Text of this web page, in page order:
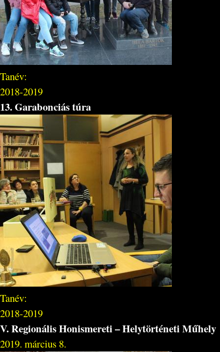
Tanév:
2018-2019
13. Garabonciás túra
Tanév:
2018-2019
V. Regionális Honismereti – Helytörténeti Műhely
2019. március 8.